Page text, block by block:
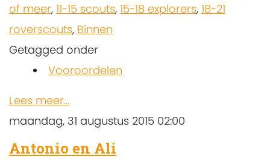
of meer, 11-15 scouts, 15-18 explorers, 18-21
roverscouts, Binnen
Getagged onder
Vooroordelen
Lees meer...
maandag, 31 augustus 2015 02:00
Antonio en Ali